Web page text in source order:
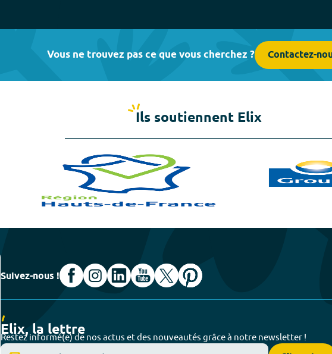
Vous ne trouvez pas ce que vous cherchez ? Contactez-
Ils soutiennent Elix
Suivez-nous !
Elix, la lettre
Restez informé(e) de nos actus et des nouveautés grâce à notre newsletter !